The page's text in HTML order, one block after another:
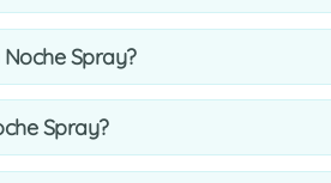
Spray?
Spray?